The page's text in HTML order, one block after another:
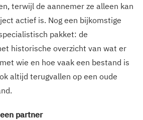
terwijl de aannemer ze alleen kan
actief is. Nog een bijkomstige
pakket: de
historische overzicht van wat er
wie en hoe vaak een bestand is
altijd terugvallen op een oude
partner